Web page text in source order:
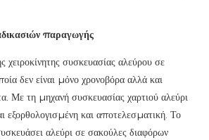
παραγωγής
χειροκίνητης συσκευασίας αλεύρου σε
δεν είναι μόνο χρονοβόρα αλλά και
Με τη μηχανή συσκευασίας χαρτιού αλεύρι
εξορθολογισμένη και αποτελεσματική. Το
αλεύρι σε σακούλες διαφόρων